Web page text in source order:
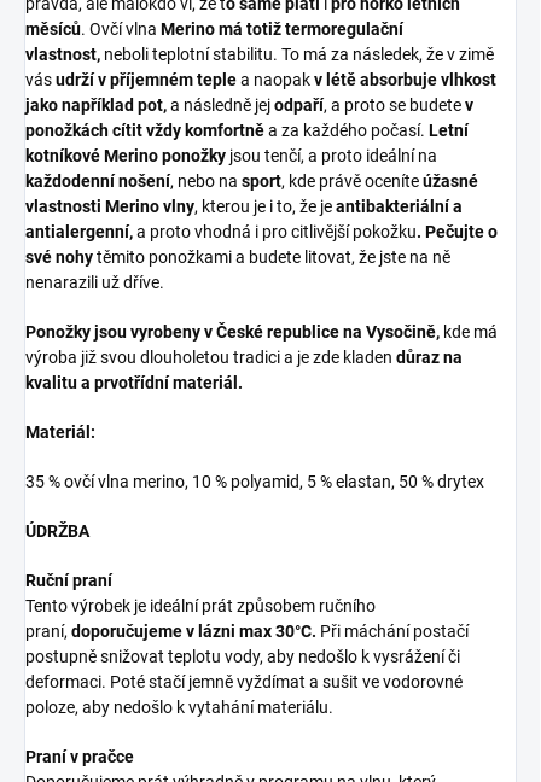
měsíců. Ovčí vlna Merino má totiž termoregulační
vlastnost, neboli teplotní stabilitu. To má za následek, že v zimě
vásudrží v příjemném teplea naopakv létě absorbuje vlhkost
jako například pot,a následně jejodpaří, a proto se budetev
ponožkách cítit vždy komfortněa za každého počasí. Letní
kotníkové Merino ponožky jsou tenčí, a proto ideální na
každodenní nošení, nebo na sport, kde právě oceníteúžasné
vlastnosti Merino vlny, kterou je i to, že jeantibakteriální a
antialergenní,a proto vhodná i pro citlivější pokožku. Pečujte o
své nohytěmito ponožkami a budete litovat, že jste na ně
nenarazili už dříve.
Ponožky jsou vyrobeny v České republice na Vysočině, kde má
výroba již svou dlouholetou tradici a je zde kladen důraz na
kvalitu a prvotřídní materiál.
Materiál:
35 % ovčí vlna merino, 10 % polyamid, 5 % elastan, 50 % drytex
ÚDRŽBA
Ruční praní
Tento výrobek je ideální prát způsobem ručního
praní, doporučujeme v lázni max 30°C. Při máchání postačí
postupně snižovat teplotu vody, aby nedošlo k vysrážení či
deformaci. Poté stačí jemně vyždímat a sušit ve vodorovné
poloze, aby nedošlo k vytahání materiálu.
Praní v pračce